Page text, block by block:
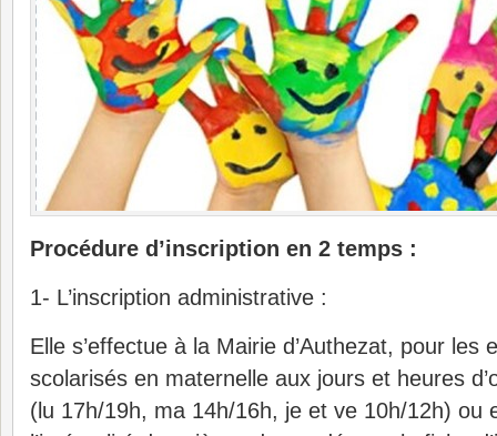
Procédure d’inscription en 2 temps :
1- L’inscription administrative :
Elle s’effectue à la Mairie d’Authezat, pour les
scolarisés en maternelle aux jours et heures
(lu 17h/19h, ma 14h/16h, je et ve 10h/12h) ou